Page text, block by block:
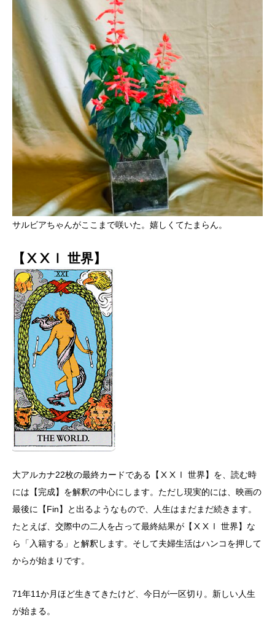
サルビアちゃんがここまで咲いた。嬉しくてたまらん。
【ⅩⅩⅠ 世界】
大アルカナ22枚の最終カードである【ⅩⅩⅠ 世界】を、読む時
には【完成】を解釈の中心にします。ただし現実的には、映画の
最後に【Fin】と出るようなもので、人生はまだまだ続きます。
たとえば、交際中の二人を占って最終結果が【ⅩⅩⅠ 世界】な
ら「入籍する」と解釈します。そして夫婦生活はハンコを押して
からが始まりです。
71年11か月ほど生きてきたけど、今日が一区切り。新しい人生
が始まる。